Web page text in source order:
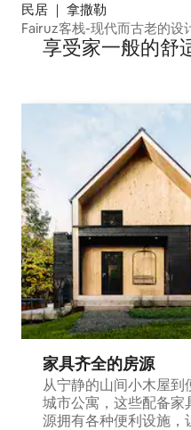
民居 ｜ 拿撒勒
Fairuz客栈-现代而古老的设
享受家一般的舒
家具齐全的房源
从宁静的山间小木屋到
城市公寓，这些配备家
源拥有各种便利设施，